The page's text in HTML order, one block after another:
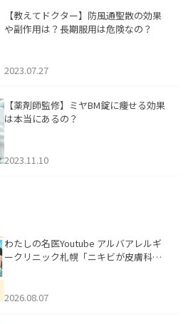
【教えてドクター】防風通聖散の効果
や副作用は？長期服用は危険なの？
2023.07.27
【薬剤師監修】ミヤBM錠に痩せる効果
は本当にあるの？
2023.11.10
わたしの名医Youtube アルバアレルギ
ークリニック札幌「ニキビが皮膚科で
ました。
2026.08.07